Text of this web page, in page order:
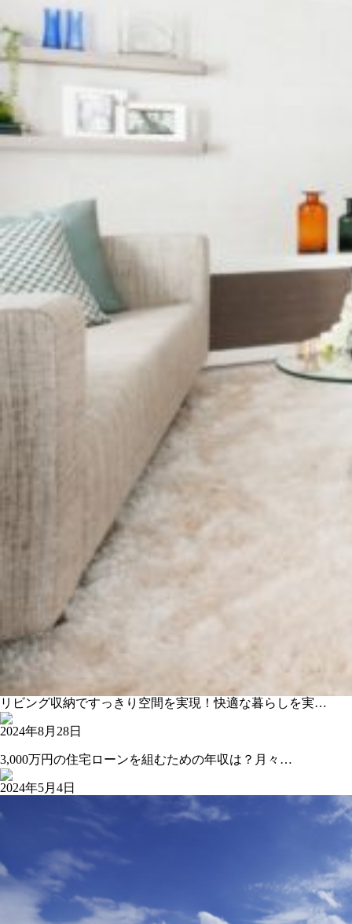
リビング収納ですっきり空間を実現！快適な暮らしを実…
2024年8月28日
3,000万円の住宅ローンを組むための年収は？月々…
2024年5月4日